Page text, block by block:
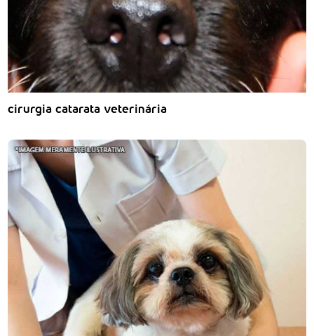
cirurgia catarata veterinária